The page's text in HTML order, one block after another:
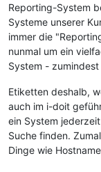
Reporting-System
Systeme unserer
immer die
nunmal um ein
System -
Etiketten deshalb,
auch im i-doit
ein System
Suche finden.
Dinge wie